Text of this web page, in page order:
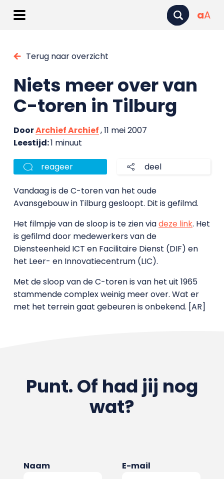
aA
Terug naar overzicht
Niets meer over van
C-toren in Tilburg
DoorArchief Archief, 11 mei 2007
Leestijd:1 minuut
reageer deel
Vandaag is de C-toren van het oude
Avansgebouw in Tilburg gesloopt. Dit is gefilmd.
Het filmpje van de sloop is te zien viadeze link. Het
is gefilmd door medewerkers van de
Diensteenheid ICT en Facilitaire Dienst (DIF) en
het Leer- en Innovatiecentrum (LIC).
Met de sloop van de C-toren is van het uit 1965
stammende complex weinig meer over. Wat er
met het terrein gaat gebeuren is onbekend. [AR]
Punt. Of had jij nog
wat?
Naam E-mail